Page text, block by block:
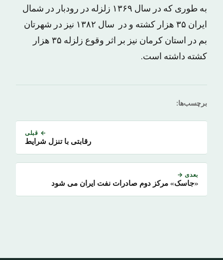
به طوری که در سال ۱۳۶۹ زلزله در رودبار در شمال
ایران ۳۵ هزار کشته و در سال ۱۳۸۲ نیز در شهرتان
بم در استان کرمان نیز بر اثر وقوع زلزله ۳۵ هزار
کشته داشته است.
برچسب‌ها:
← قبلی
رقابتی با تنزل شرایط
بعدی →
«جاسک» مرکز دوم صادرات نفت ایران می شود